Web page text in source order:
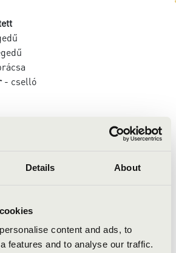
Details About
content and ads, to
features and to analyse our traffic.
- cselló
vonóstrió
vonósnégyes